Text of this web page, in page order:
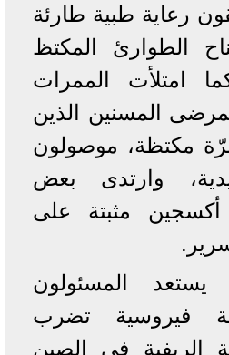
رعاية طبية طارئة
الطوارئ المكتظ
كما امتلأت الممرات
المسنين الذين
مكتظة، موصولون
وارتدى بعض
مثبتة على
يستعد المسئولون
فيروسية تضرب
الريفية في الصين